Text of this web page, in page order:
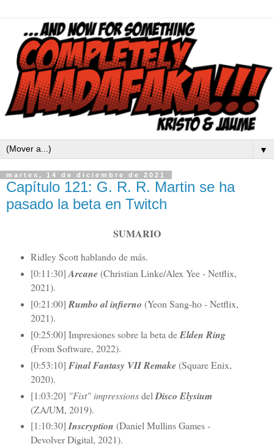
▼
martes, 14 de diciembre de 2021
Capítulo 121: G. R. R. Martin se ha
pasado la beta en Twitch
SUMARIO
Ridley Scott hablando de más.
[0:11:30] Arcane(Christian Linke/Alex Yee - Netflix,
2021).
[0:21:00] Rumbo al infierno (Yeon Sang-ho - Netflix,
2021).
[0:25:00] Impresiones sobre la beta deElden Ring
(From Software, 2022).
[0:53:10] Final Fantasy VII Remake(Square Enix,
2020).
[1:03:20] "Fist" impressionsdel Disco Elysium
(ZA/UM, 2019).
[1:10:30]Inscryption (Daniel Mullins Games -
Devolver Digital, 2021).